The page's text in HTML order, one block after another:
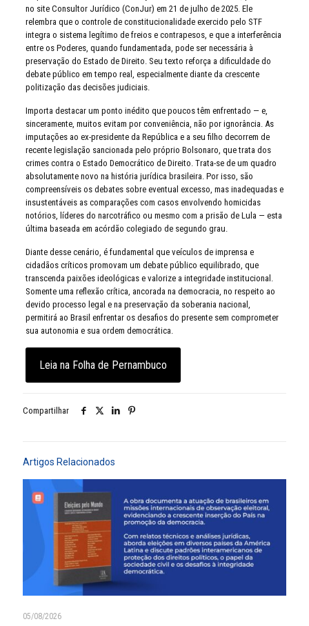
no site Consultor Jurídico (ConJur) em 21 de julho de 2025. Ele
relembra que o controle de constitucionalidade exercido pelo STF
integra o sistema legítimo de freios e contrapesos, e que a interferência
entre os Poderes, quando fundamentada, pode ser necessária à
preservação do Estado de Direito. Seu texto reforça a dificuldade do
debate público em tempo real, especialmente diante da crescente
politização das decisões judiciais.
Importa destacar um ponto inédito que poucos têm enfrentado — e,
sinceramente, muitos evitam por conveniência, não por ignorância. As
imputações ao ex-presidente da República e a seu filho decorrem de
recente legislação sancionada pelo próprio Bolsonaro, que trata dos
crimes contra o Estado Democrático de Direito. Trata-se de um quadro
absolutamente novo na história jurídica brasileira. Por isso, são
compreensíveis os debates sobre eventual excesso, mas inadequadas e
insustentáveis as comparações com casos envolvendo homicidas
notórios, líderes do narcotráfico ou mesmo com a prisão de Lula — esta
última baseada em acórdão colegiado de segundo grau.
Diante desse cenário, é fundamental que veículos de imprensa e
cidadãos críticos promovam um debate público equilibrado, que
transcenda paixões ideológicas e valorize a integridade institucional.
Somente uma reflexão crítica, ancorada na democracia, no respeito ao
devido processo legal e na preservação da soberania nacional,
permitirá ao Brasil enfrentar os desafios do presente sem comprometer
sua autonomia e sua ordem democrática.
Leia na Folha de Pernambuco
Compartilhar
Artigos Relacionados
05/08/2026